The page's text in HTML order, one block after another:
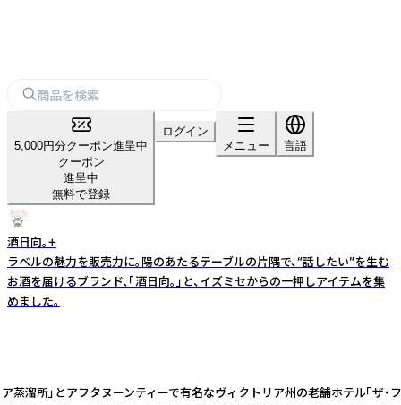
5,000円分クーポン進呈中
クーポン
進呈中
無料で登録
ログイン
メニュー
言語
酒日向。+
ラベルの魅力を販売力に。陽のあたるテーブルの片隅で、“話したい”を生む
お酒を届けるブランド、「酒日向。」と、イズミセからの一押しアイテムを集
めました。
所」とアフタヌーンティーで有名なヴィクトリア州の老舗ホテ